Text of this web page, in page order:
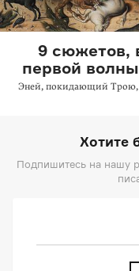
9 сюжетов,
первой
Эней, покидающий Трою,
Хотите
Подпишитесь на нашу